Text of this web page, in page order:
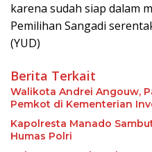
karena sudah siap dalam
Pemilihan Sangadi
(YUD)
Berita Terkait
Walikota Andrei Angouw,
Pemkot di Kementerian
Kapolresta Manado
Humas Polri